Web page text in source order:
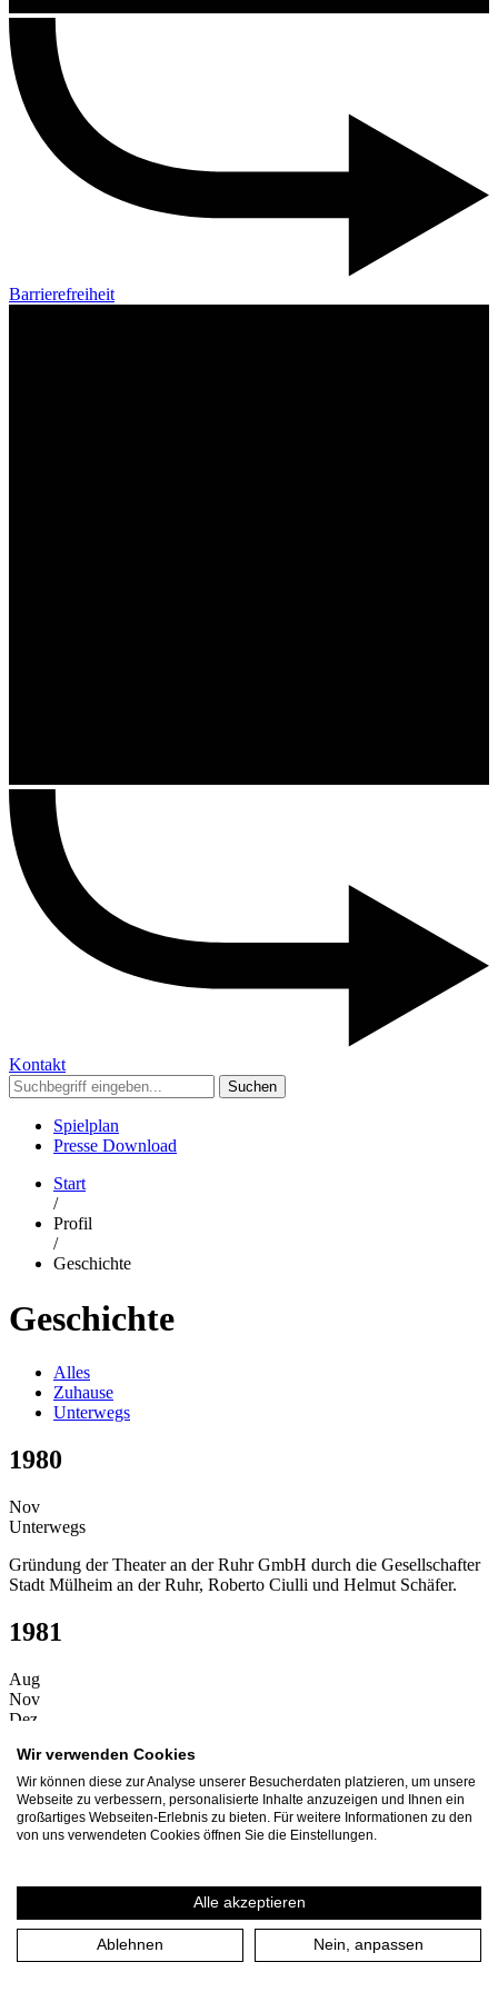
Barrierefreiheit
Kontakt
Suchen
Spielplan
Presse Download
Start
/
Profil
/
Geschichte
Geschichte
Alles
Zuhause
Unterwegs
1980
Nov
Unterwegs
Gründung der Theater an der Ruhr GmbH durch die Gesellschafter
Stadt Mülheim an der Ruhr, Roberto Ciulli und Helmut Schäfer.
1981
Aug
Nov
Dez
Beginn der ersten Spielzeit 1981/1982.
Zuhause
Eröffnung des kleinen Theatersaals im ehemaligen Solbad im
Raffelbergpark mit der Neuinszenierung "Der Zyklop" von
Wir verwenden Cookies
Wir können diese zur Analyse unserer Besucherdaten platzieren, um unsere
Webseite zu verbessern, personalisierte Inhalte anzuzeigen und Ihnen ein
großartiges Webseiten-Erlebnis zu bieten. Für weitere Informationen zu den
von uns verwendeten Cookies öffnen Sie die Einstellungen.
Alle akzeptieren
Ablehnen Nein, anpassen